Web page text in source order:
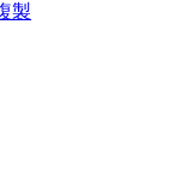
製